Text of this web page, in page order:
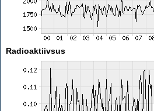
Radioaktiivsus